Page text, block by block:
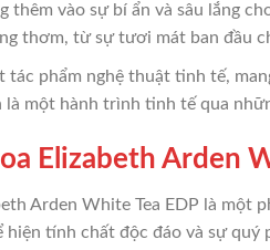
vào sự bí ẩn và sâu lắng
thơm, từ sự tươi mát ban đầu
tác phẩm nghệ thuật tinh tế,
một hành trình tinh tế qua
Elizabeth Arden
Arden White Tea EDP là một
tính chất độc đáo và sự